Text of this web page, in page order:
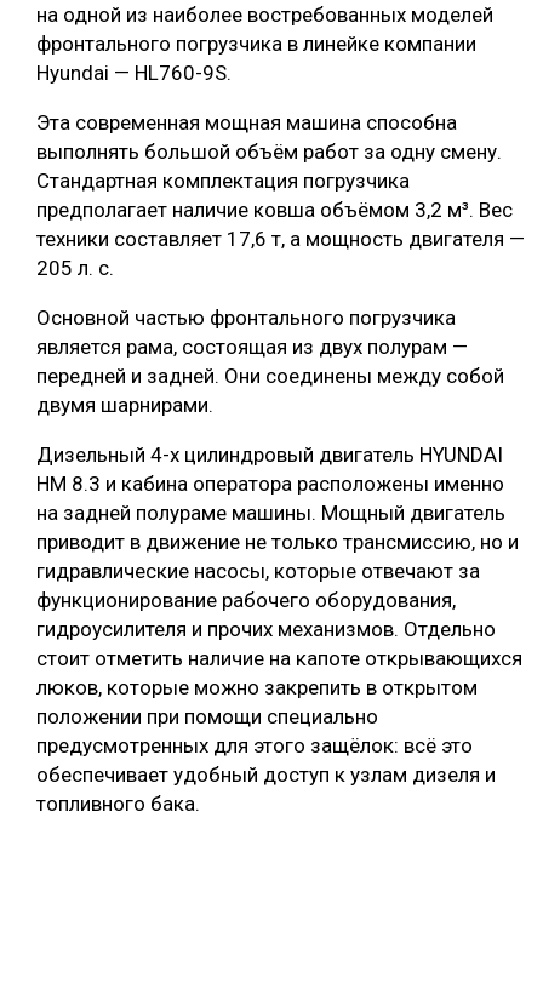
на одной из наиболее востребованных моделей
фронтального погрузчика в линейке компании
Hyundai — HL760-9S.
Эта современная мощная машина способна
выполнять большой объём работ за одну смену.
Стандартная комплектация погрузчика
предполагает наличие ковша объёмом 3,2 м³. Вес
техники составляет 17,6 т, а мощность двигателя —
205 л. с.
Основной частью фронтального погрузчика
является рама, состоящая из двух полурам —
передней и задней. Они соединены между собой
двумя шарнирами.
Дизельный 4-х цилиндровый двигатель HYUNDAI
HM 8.3 и кабина оператора расположены именно
на задней полураме машины. Мощный двигатель
приводит в движение не только трансмиссию, но и
гидравлические насосы, которые отвечают за
функционирование рабочего оборудования,
гидроусилителя и прочих механизмов. Отдельно
стоит отметить наличие на капоте открывающихся
люков, которые можно закрепить в открытом
положении при помощи специально
предусмотренных для этого защёлок: всё это
обеспечивает удобный доступ к узлам дизеля и
топливного бака.